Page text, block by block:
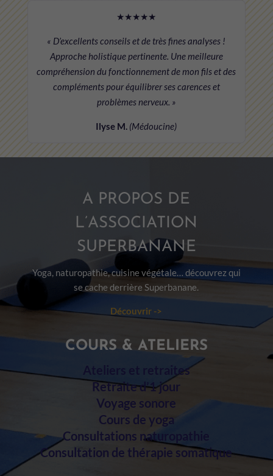
★★★★★
« D’excellents conseils et de très fines analyses !
Approche holistique pertinente. Une meilleure
compréhension du fonctionnement de mon fils et des
compléments pour équilibrer ses carences et
problèmes nerveux. »
Ilyse M. (Médoucine)
A PROPOS DE
L’ASSOCIATION
SUPERBANANE
Yoga, naturopathie, cuisine végétale… découvrez qui
se cache derrière Superbanane.
Découvrir ->
COURS & ATELIERS
Ateliers et retraites
Retraite d’1 jour
Voyage sonore
Cours de yoga
Consultations naturopathie
Consultation de thérapie somatique